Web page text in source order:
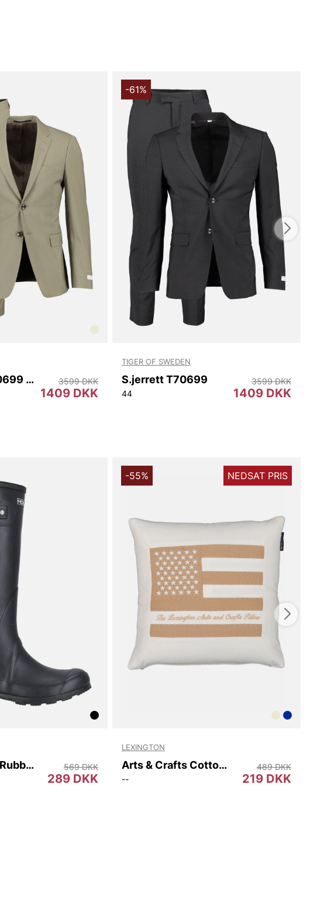
S.Jerretts T70699 46B
1409 DKK
3599 DKK
-61%
TIGER OF SWEDEN
S.jerrett T70699
44 1409 DKK
3599 DKK
Homebush W Rubber Boot
289 DKK
569 DKK
-55% NEDSAT PRIS
LEXINGTON
Arts & Crafts Cotton Twill Pillow Cover
-- 219 DKK
489 DKK